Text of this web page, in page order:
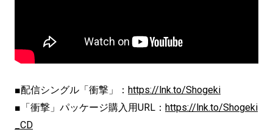
■配信シングル「衝撃」： https://lnk.to/Shogeki
■「衝撃」パッケージ購入用URL： https://lnk.to/Shogeki
_CD